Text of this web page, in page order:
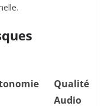
Qualité
Audio